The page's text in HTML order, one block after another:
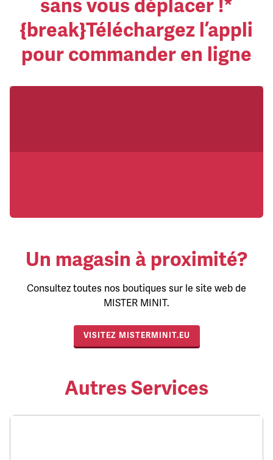
sans vous déplacer !*
{break}Téléchargez l’appli
pour commander en ligne
Un magasin à proximité?
Consultez toutes nos boutiques sur le site web de
MISTER MINIT.
VISITEZ MISTERMINIT.EU
Autres Services